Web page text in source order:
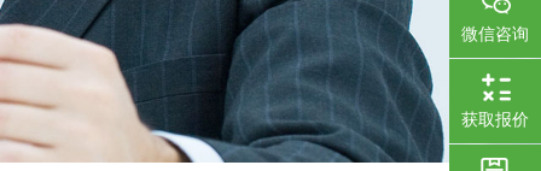
微信咨询
获取报价